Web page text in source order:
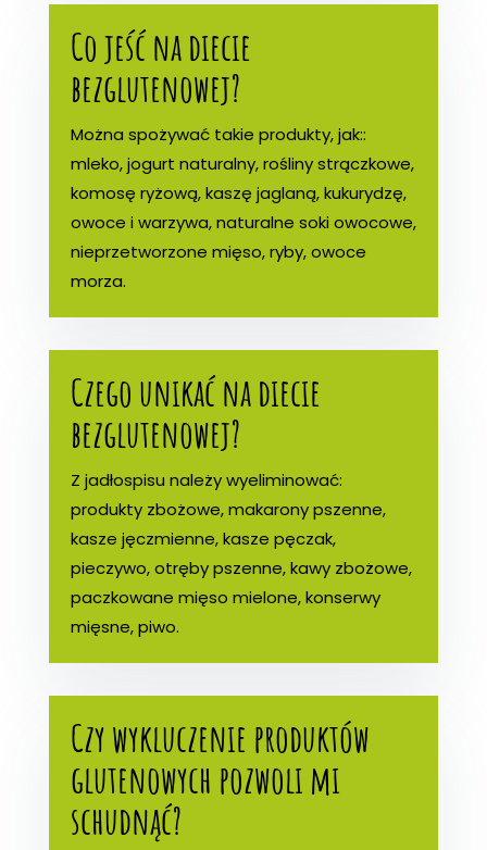
Co jeść na diecie
bezglutenowej?
Można spożywać takie produkty, jak::
mleko, jogurt naturalny, rośliny strączkowe,
komosę ryżową, kaszę jaglaną, kukurydzę,
owoce i warzywa, naturalne soki owocowe,
nieprzetworzone mięso, ryby, owoce
morza.
Czego unikać na diecie
bezglutenowej?
Z jadłospisu należy wyeliminować:
produkty zbożowe, makarony pszenne,
kasze jęczmienne, kasze pęczak,
pieczywo, otręby pszenne, kawy zbożowe,
paczkowane mięso mielone, konserwy
mięsne, piwo.
Czy wykluczenie produktów
glutenowych pozwoli mi
schudnąć?